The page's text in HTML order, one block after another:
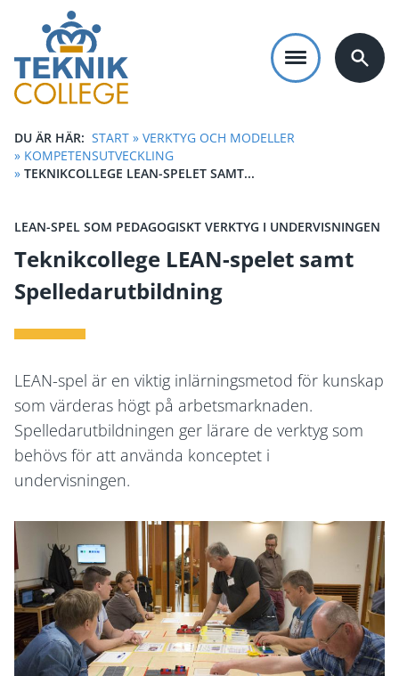
huvudinnehåll
LÄNKSTIG
DU ÄR HÄR: START » VERKTYG OCH MODELLER
» KOMPETENSUTVECKLING
» TEKNIKCOLLEGE LEAN-SPELET SAMT...
LEAN-SPEL SOM PEDAGOGISKT VERKTYG I UNDERVISNINGEN
Teknikcollege LEAN-spelet samt
Spelledarutbildning
LEAN-spel är en viktig inlärningsmetod för kunskap
som värderas högt på arbetsmarknaden.
Spelledarutbildningen ger lärare de verktyg som
behövs för att använda konceptet i
undervisningen.
Bild